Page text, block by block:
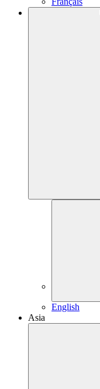
English
Asia